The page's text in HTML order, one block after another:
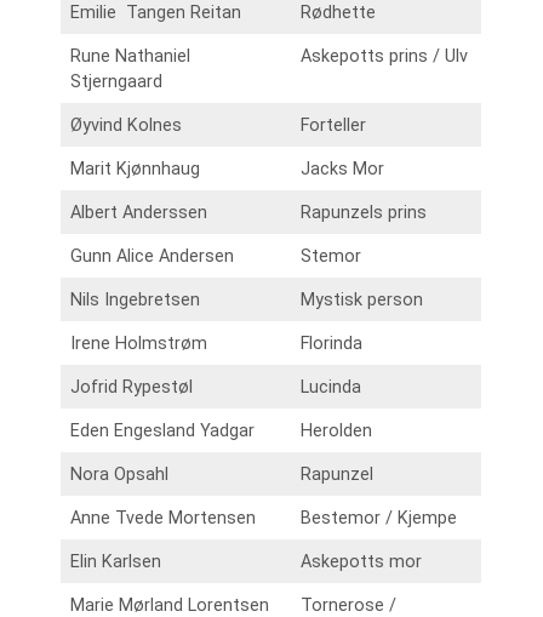
Emilie Tangen Reitan Rødhette
Rune Nathaniel
Stjerngaard
Askepotts prins / Ulv
Øyvind Kolnes Forteller
Marit Kjønnhaug Jacks Mor
Albert Anderssen Rapunzels prins
Gunn Alice Andersen Stemor
Nils Ingebretsen Mystisk person
Irene Holmstrøm Florinda
Jofrid Rypestøl Lucinda
Eden Engesland Yadgar Herolden
Nora Opsahl Rapunzel
Anne Tvede Mortensen Bestemor / Kjempe
Elin Karlsen Askepotts mor
Marie Mørland Lorentsen
Tornerose /